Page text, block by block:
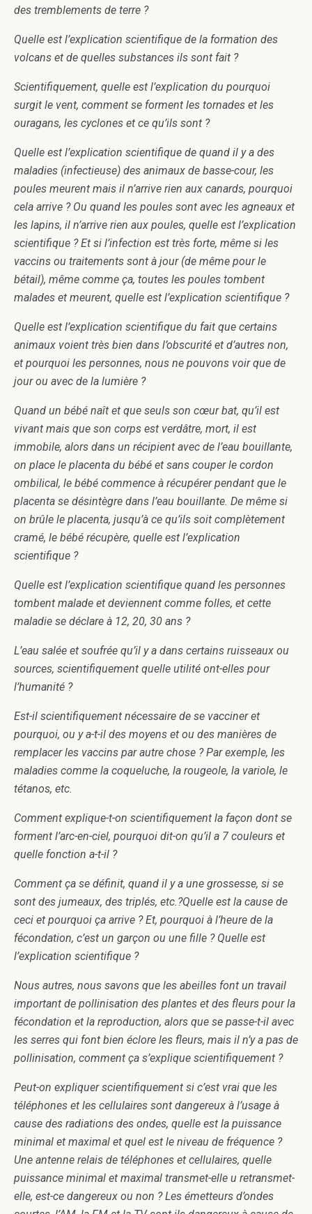
des tremblements de terre ?
Quelle est l’explication scientifique de la formation des
volcans et de quelles substances ils sont fait ?
Scientifiquement, quelle est l’explication du pourquoi
surgit le vent, comment se forment les tornades et les
ouragans, les cyclones et ce qu’ils sont ?
Quelle est l’explication scientifique de quand il y a des
maladies (infectieuse) des animaux de basse-cour, les
poules meurent mais il n’arrive rien aux canards, pourquoi
cela arrive ? Ou quand les poules sont avec les agneaux et
les lapins, il n’arrive rien aux poules, quelle est l’explication
scientifique ? Et si l’infection est très forte, même si les
vaccins ou traitements sont à jour (de même pour le
bétail), même comme ça, toutes les poules tombent
malades et meurent, quelle est l’explication scientifique ?
Quelle est l’explication scientifique du fait que certains
animaux voient très bien dans l’obscurité et d’autres non,
et pourquoi les personnes, nous ne pouvons voir que de
jour ou avec de la lumière ?
Quand un bébé naît et que seuls son cœur bat, qu’il est
vivant mais que son corps est verdâtre, mort, il est
immobile, alors dans un récipient avec de l’eau bouillante,
on place le placenta du bébé et sans couper le cordon
ombilical, le bébé commence à récupérer pendant que le
placenta se désintègre dans l’eau bouillante. De même si
on brûle le placenta, jusqu’à ce qu’ils soit complètement
cramé, le bébé récupère, quelle est l’explication
scientifique ?
Quelle est l’explication scientifique quand les personnes
tombent malade et deviennent comme folles, et cette
maladie se déclare à 12, 20, 30 ans ?
L’eau salée et soufrée qu’il y a dans certains ruisseaux ou
sources, scientifiquement quelle utilité ont-elles pour
l’humanité ?
Est-il scientifiquement nécessaire de se vacciner et
pourquoi, ou y a-t-il des moyens et ou des manières de
remplacer les vaccins par autre chose ? Par exemple, les
maladies comme la coqueluche, la rougeole, la variole, le
tétanos, etc.
Comment explique-t-on scientifiquement la façon dont se
forment l’arc-en-ciel, pourquoi dit-on qu’il a 7 couleurs et
quelle fonction a-t-il ?
Comment ça se définit, quand il y a une grossesse, si se
sont des jumeaux, des triplés, etc.?Quelle est la cause de
ceci et pourquoi ça arrive ? Et, pourquoi à l’heure de la
fécondation, c’est un garçon ou une fille ? Quelle est
l’explication scientifique ?
Nous autres, nous savons que les abeilles font un travail
important de pollinisation des plantes et des fleurs pour la
fécondation et la reproduction, alors que se passe-t-il avec
les serres qui font bien éclore les fleurs, mais il n’y a pas de
pollinisation, comment ça s’explique scientifiquement ?
Peut-on expliquer scientifiquement si c’est vrai que les
téléphones et les cellulaires sont dangereux à l’usage à
cause des radiations des ondes, quelle est la puissance
minimal et maximal et quel est le niveau de fréquence ?
Une antenne relais de téléphones et cellulaires, quelle
puissance minimal et maximal transmet-elle u retransmet-
elle, est-ce dangereux ou non ? Les émetteurs d’ondes